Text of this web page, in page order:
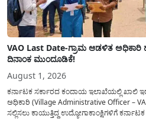
VAO Last Date-ಗ್ರಾಮ ಆಡಳಿತ ಅಧಿಕಾರಿ
ದಿನಾಂಕ ಮುಂದೂಡಿಕೆ!
August 1, 2026
ಕರ್ನಾಟಕ ಸರ್ಕಾರದ ಕಂದಾಯ ಇಲಾಖೆಯಲ್ಲಿ ಖಾಲಿ
ಅಧಿಕಾರಿ (Village Administrative Officer –
ಸಲ್ಲಿಸಲು ಕಾಯುತ್ತಿದ್ದ ಉದ್ಯೋಗಾಕಾಂಕ್ಷಿಗಳಿಗೆ